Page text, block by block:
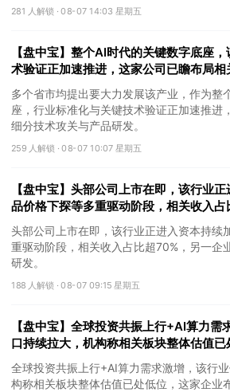
281 人解锁 ·08-07 14:03 星期五
【盘中宝】整个AI时代的关键数字底座
术验证正加速推进，这家公司已瞻布局相
研发
多个省市均提出要大力发展该产业，作为整
座，行业标准化与关键技术验证正加速推进
细分技术攻关与产品研发。
259 人解锁 ·08-07 10:07 星期五
【盘中宝】头部公司上市在即，该行业
品价格下探等多重驱动阶段，相关收入
头部公司上市在即，该行业正进入资本持续
重驱动阶段，相关收入占比超70%，另一企
研发。
188 人解锁 ·08-07 09:15 星期五
【盘中宝】全球投资共振上行+AI算力需
口持续拉大，机构称相关板块整体估值已
产品市占率第一
全球投资共振上行+AI算力需求激增，该行
构称相关板块整体估值已处低位，这家企业